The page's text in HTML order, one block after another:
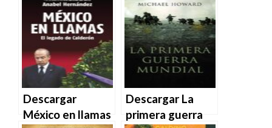
– La Habana –
Washington –
Homero Campa
en EPUB | PDF |
MOBI
Auschwitz
(Edición México)
– Patricia Posner
en EPUB | PDF |
MOBI
Descargar
México en llamas
Descargar La
primera guerra